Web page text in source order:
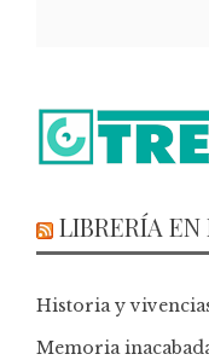
LIBRERÍA EN
Historia y
Memoria